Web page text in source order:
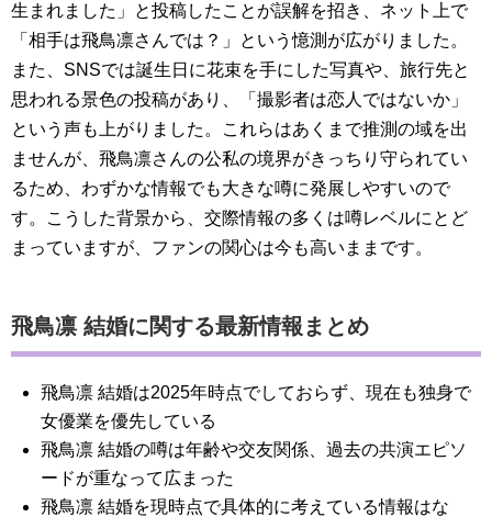
生まれました」と投稿したことが誤解を招き、ネット上で
「相手は飛鳥凛さんでは？」という憶測が広がりました。
また、SNSでは誕生日に花束を手にした写真や、旅行先と
思われる景色の投稿があり、「撮影者は恋人ではないか」
という声も上がりました。これらはあくまで推測の域を出
ませんが、飛鳥凛さんの公私の境界がきっちり守られてい
るため、わずかな情報でも大きな噂に発展しやすいので
す。こうした背景から、交際情報の多くは噂レベルにとど
まっていますが、ファンの関心は今も高いままです。
飛鳥凛 結婚に関する最新情報まとめ
飛鳥凛 結婚は2025年時点でしておらず、現在も独身で
女優業を優先している
飛鳥凛 結婚の噂は年齢や交友関係、過去の共演エピソ
ードが重なって広まった
飛鳥凛 結婚を現時点で具体的に考えている情報はな